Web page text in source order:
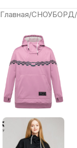
Главная СНОУБОРД